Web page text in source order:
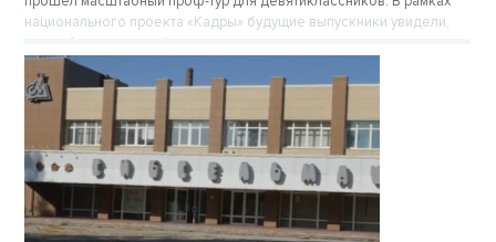
национального проекта «Кадры» будущие выпускники увидели,
как работает крупнейшее машиностроительное предприятие
региона, обеспечивающее в том числе российскую космонавтику
высокоточными приборами уже 67 лет.